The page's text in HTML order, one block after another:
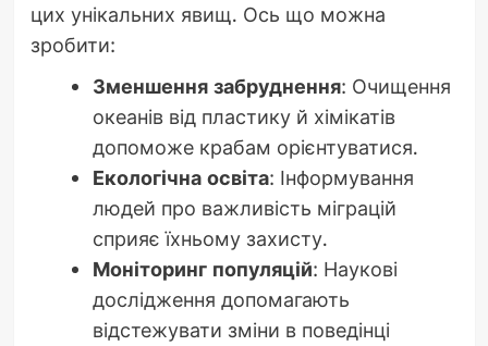
цих унікальних явищ. Ось що можна
зробити:
Зменшення забруднення: Очищення
океанів від пластику й хімікатів
допоможе крабам орієнтуватися.
Екологічна освіта: Інформування
людей про важливість міграцій
сприяє їхньому захисту.
Моніторинг популяцій: Наукові
дослідження допомагають
відстежувати зміни в поведінці